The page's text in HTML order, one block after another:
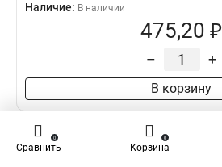
Наличие: В наличии
475,20 ₽
– +
В корзину
Сравнить
0
Корзина
0